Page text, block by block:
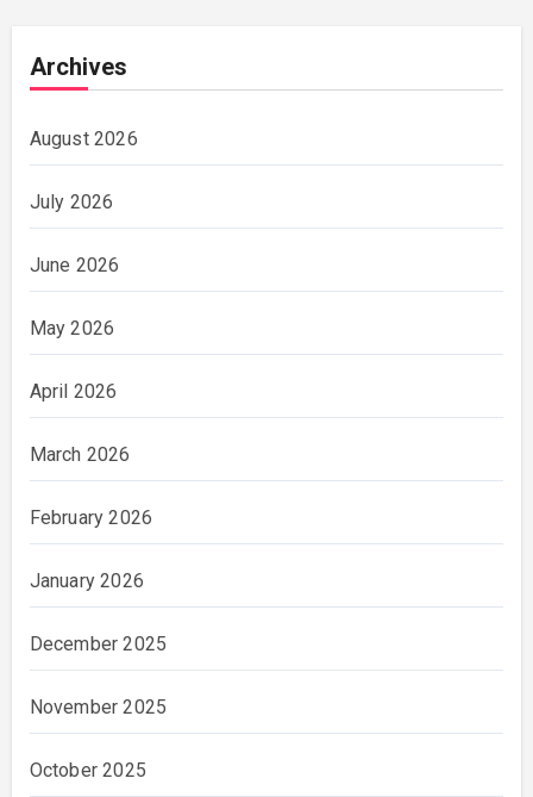
Archives
August 2026
July 2026
June 2026
May 2026
April 2026
March 2026
February 2026
January 2026
December 2025
November 2025
October 2025